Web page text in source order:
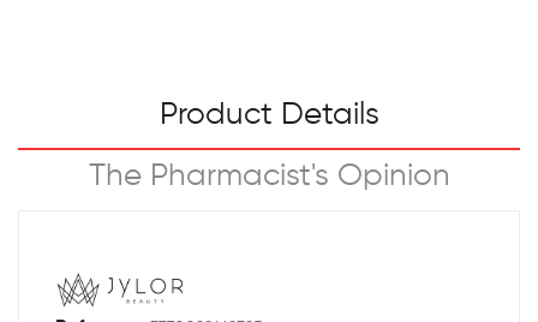
Product Details
The Pharmacist's Opinion